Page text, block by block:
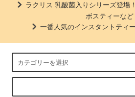
ラクリス 乳酸菌入りシリーズ登場
ボスティーなど
一番人気のインスタントティ